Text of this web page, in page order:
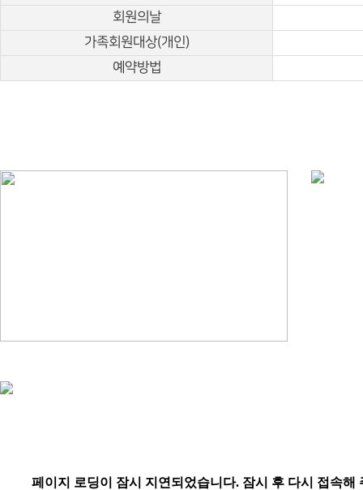
회원의날
가족회원대상(개인)
예약방법